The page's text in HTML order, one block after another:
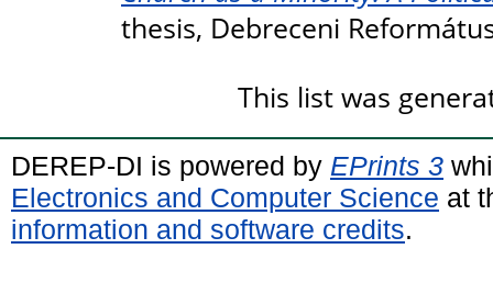
thesis, Debreceni
This list was
DEREP-DI is powered by EPrints 3
Electronics and Computer Science at
information and software credits.